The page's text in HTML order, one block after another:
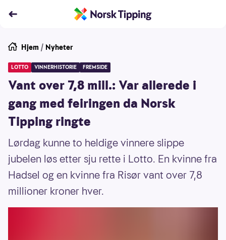
Hjem / Nyheter
LOTTO VINNERHISTORIE FREMSIDE
Vant over 7,8 mill.: Var allerede i
gang med feiringen da Norsk
Tipping ringte
Lørdag kunne to heldige vinnere slippe
jubelen løs etter sju rette i Lotto. En kvinne fra
Hadsel og en kvinne fra Risør vant over 7,8
millioner kroner hver.